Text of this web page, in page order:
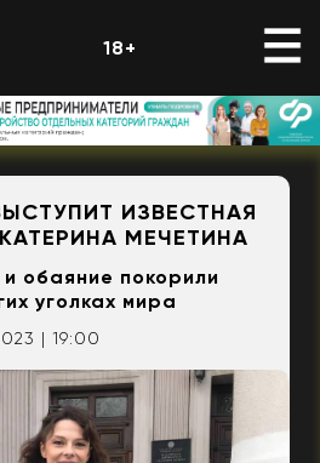
18+
ИЗВЕСТНАЯ
МЕЧЕТИНА
обаяние покорили
уголках мира
| 19:00